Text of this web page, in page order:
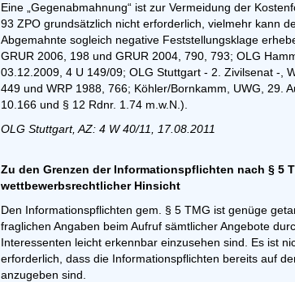
Eine „Gegenabmahnung“ ist zur Vermeidung der
93 ZPO grundsätzlich nicht erforderlich, vielmehr kann
Abgemahnte sogleich negative Feststellungsklage
GRUR 2006, 198 und GRUR 2004, 790, 793; OLG
03.12.2009, 4 U 149/09; OLG Stuttgart - 2. Zivilsenat -,
449 und WRP 1988, 766; Köhler/Bornkamm, UWG, 29.
10.166 und § 12 Rdnr. 1.74 m.w.N.).
OLG Stuttgart, AZ: 4 W 40/11, 17.08.2011
Zu den Grenzen der Informationspflichten nach § 5
wettbewerbsrechtlicher Hinsicht
Den Informationspflichten gem. § 5 TMG ist genüge
fraglichen Angaben beim Aufruf sämtlicher Angebote
Interessenten leicht erkennbar einzusehen sind. Es ist
erforderlich, dass die Informationspflichten bereits auf
anzugeben sind.